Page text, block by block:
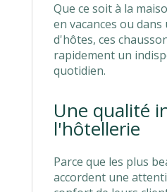
Que ce soit à la
en vacances ou
d'hôtes, ces
rapidement un
quotidien.
Une qualité
l'hôtellerie
Parce que les plus
accordent une